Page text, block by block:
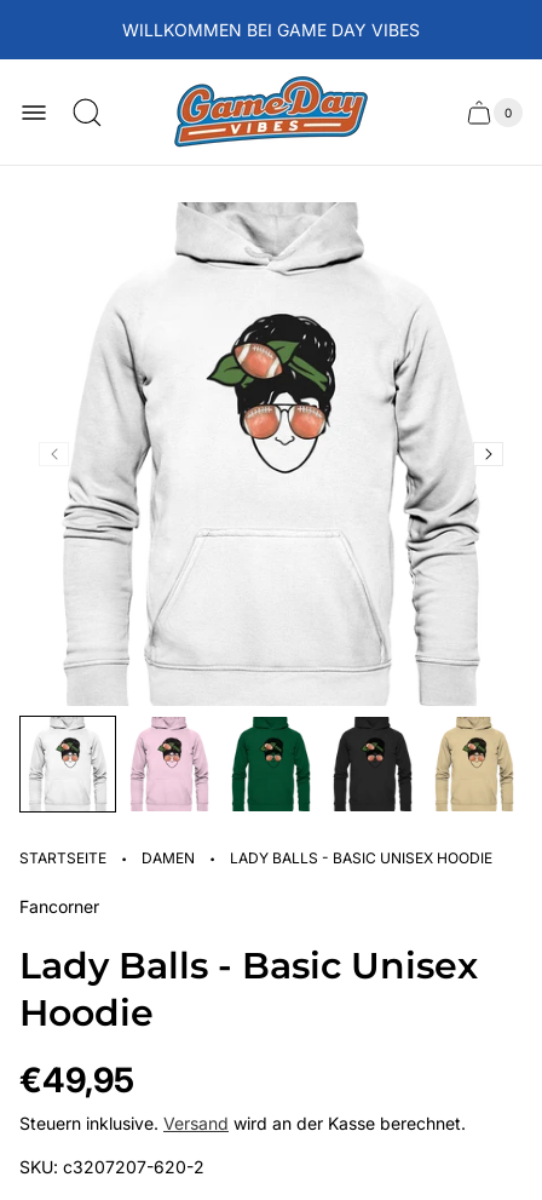
WILLKOMMEN BEI GAME DAY VIBES
Laden-
Logo
0
STARTSEITE · DAMEN · LADY BALLS - BASIC UNISEX HOODIE
Fancorner
Lady Balls - Basic Unisex
Hoodie
Regulärer
Preis
€49,95
Steuern inklusive. Versand wird an der Kasse berechnet.
SKU: c3207207-620-2